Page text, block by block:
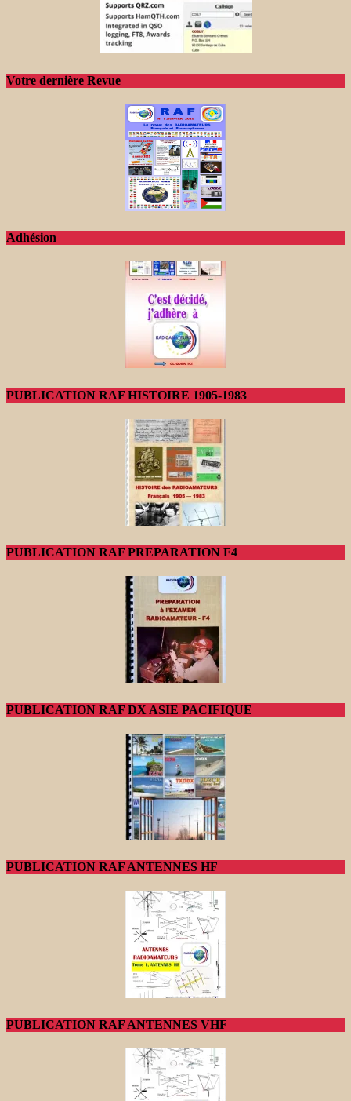
Votre dernière Revue
Adhésion
PUBLICATION RAF HISTOIRE 1905-1983
PUBLICATION RAF PREPARATION F4
PUBLICATION RAF DX ASIE PACIFIQUE
PUBLICATION RAF ANTENNES HF
PUBLICATION RAF ANTENNES VHF